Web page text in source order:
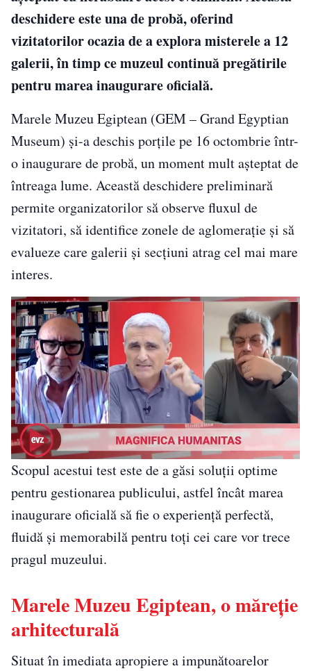
deschidere este una de probă, oferind
vizitatorilor ocazia de a explora misterele a 12
galerii, în timp ce muzeul continuă pregătirile
pentru marea inaugurare oficială.
Marele Muzeu Egiptean (GEM – Grand Egyptian
Museum) și-a deschis porțile pe 16 octombrie într-
o inaugurare de probă, un moment mult așteptat de
întreaga lume. Această deschidere preliminară
permite organizatorilor să observe fluxul de
vizitatori, să identifice zonele de aglomerație și să
evalueze care galerii și secțiuni atrag cel mai mare
interes.
Scopul acestui test este de a găsi soluții optime
pentru gestionarea publicului, astfel încât marea
inaugurare oficială să fie o experiență perfectă,
fluidă și memorabilă pentru toți cei care vor trece
pragul muzeului.
Marele Muzeu Egiptean, o măreție
arhitecturală
Situat în imediata apropiere a impunătoarelor